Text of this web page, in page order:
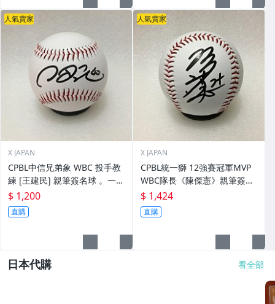
人氣賣家
X JAPAN
CPBL中信兄弟象 WBC 投手教
練 [王建民] 親筆簽名球 。一般
空白簽名棒球上.1
$ 1,200
直購
人氣賣家
X JAPAN
CPBL統一獅 12強賽冠軍MVP
WBC隊長《陳傑憲》親筆簽名
球。一般空白簽名棒球上.1
$ 1,424
直購
日本代購 看全部